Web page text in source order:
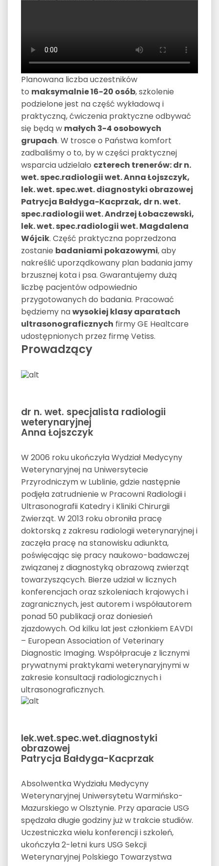
Planowana liczba uczestników
to maksymalnie 16-20 osób, szkolenie
podzielone jest na część wykładową i
praktyczną, ćwiczenia praktyczne odbywać
się będą w małych 3-4 osobowych
grupach. W trosce o Państwa komfort
zadbaliśmy o to, by w części praktycznej
wsparcia udzielało czterech trenerów: dr n.
wet. spec.radiologii wet. Anna Łojszczyk,
lek. wet. spec.wet. diagnostyki obrazowej
Patrycja Bałdyga-Kacprzak, dr n. wet.
spec.radiologii wet. Andrzej Łobaczewski,
lek. wet. spec.radiologii wet. Magdalena
Wójcik. Część praktyczna poprzedzona
zostanie badaniami pokazowymi, aby
nakreślić uporządkowany plan badania jamy
brzusznej kota i psa. Gwarantujemy dużą
liczbę pacjentów odpowiednio
przygotowanych do badania. Pracować
będziemy nawysokiej klasy aparatach
ultrasonograficznych firmy GE Healtcare
udostępnionych przez firmę Vetiss.
Prowadzący
dr n. wet. specjalista radiologii
weterynaryjnej
Anna Łojszczyk
W 2006 roku ukończyła Wydział Medycyny
Weterynaryjnej na Uniwersytecie
Przyrodniczym w Lublinie, gdzie następnie
podjęła zatrudnienie w Pracowni Radiologii i
Ultrasonografii Katedry i Kliniki Chirurgii
Zwierząt. W 2013 roku obroniła pracę
doktorską z zakresu radiologii weterynaryjnej i
zaczęła pracę na stanowisku adiunkta,
poświęcając się pracy naukowo-badawczej
związanej z diagnostyką obrazową zwierząt
towarzyszących. Bierze udział w licznych
konferencjach oraz szkoleniach krajowych i
zagranicznych, jest autorem i współautorem
ponad 50 publikacji oraz doniesień
zjazdowych. Od kilku lat jest członkiem EAVDI
– European Association of Veterinary
Diagnostic Imaging. Współpracuje z licznymi
prywatnymi praktykami weterynaryjnymi w
zakresie konsultacji radiologicznych i
ultrasonograficznych.
lek.wet.spec.wet.diagnostyki
obrazowej
Patrycja Bałdyga-Kacprzak
Absolwentka Wydziału Medycyny
Weterynaryjnej Uniwersytetu Warmińsko-
Mazurskiego w Olsztynie. Przy aparacie USG
spędzała długie godziny już w trakcie studiów.
Uczestniczka wielu konferencji i szkoleń,
ukończyła 2-letni kurs USG Sekcji
Weterynaryjnej Polskiego Towarzystwa